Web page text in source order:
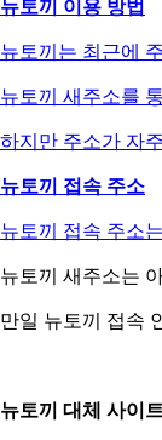
뉴토끼 이용 방법
뉴토끼는 최근에
뉴토끼 새주소를
하지만 주소가 자
뉴토끼 접속 주소
뉴토끼 접속 주소는
뉴토끼 새주소는
만일 뉴토끼 접속
뉴토끼 대체 사이